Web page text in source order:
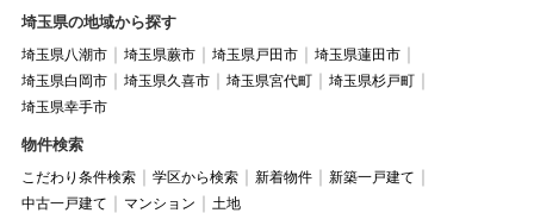
埼玉県の地域から探す
埼玉県八潮市 埼玉県蕨市 埼玉県戸田市
埼玉県蓮田市
埼玉県白岡市
埼玉県久喜市 埼玉県宮代町
埼玉県杉戸町
埼玉県幸手市
物件検索
こだわり条件検索 学区から検索 新着物件
新築一戸建て
中古一戸建て
マンション 土地